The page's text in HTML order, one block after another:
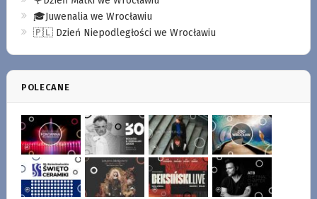
🎓Juwenalia we Wrocławiu
🇵🇱 Dzień Niepodległości we Wrocławiu
POLECANE